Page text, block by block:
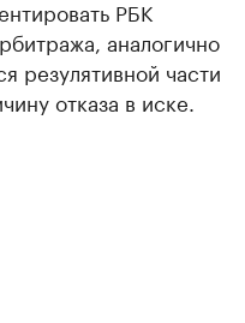
РБК
аналогично
резулятивной части
отказа в иске.